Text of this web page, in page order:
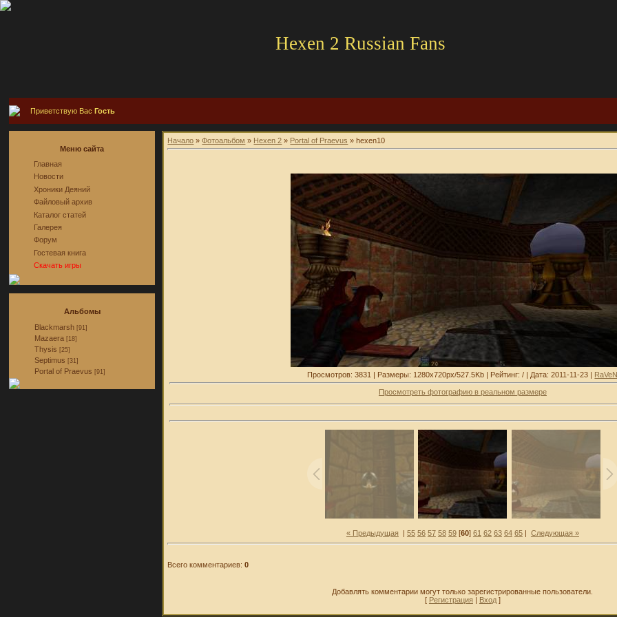
Hexen 2 Russian Fans
Приветствую ВасГость
Меню сайта
Главная
Новости
Хроники Деяний
Файловый архив
Каталог статей
Галерея
Форум
Гостевая книга
Скачать игры
Альбомы
Blackmarsh [91]
Mazaera [18]
Thysis [25]
Septimus [31]
Portal of Praevus [91]
Начало »Фотоальбом » Hexen 2 » Portal of Praevus » hexen10
Просмотров: 3831 | Размеры: 1280x720px/527.5Kb | Рейтинг: / | Дата: 2011-11-23 |
Просмотреть фотографию в реальном размере
« Предыдущая | 55 56 57 58 59[60] 61 62 63 64 65| Следующая »
Всего комментариев:0
Добавлять комментарии могут только зарегистрированные пользователи.
[ Регистрация Вход]